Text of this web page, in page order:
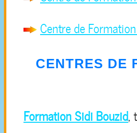
Centre de
CENTRES DE
Formation Sidi Bouzid,